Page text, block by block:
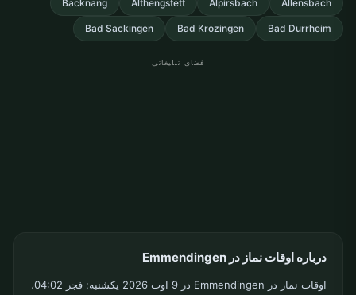
Allensbach
Alpirsbach
Althengstett
Backnang
Bad Durrheim
Bad Krozingen
Bad Sackingen
فضای تبلیغاتی
درباره اوقات نماز در Emmendingen
اوقات نماز در Emmendingen در 9 اوت 2026 یکشنبه: فجر 04:02،